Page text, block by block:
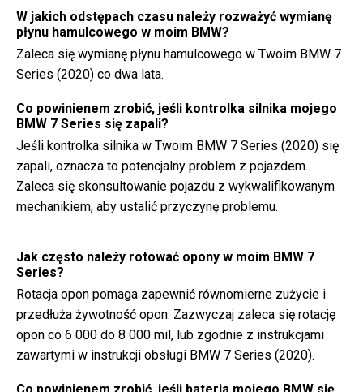
W jakich odstępach czasu należy rozważyć wymianę
płynu hamulcowego w moim BMW?
Zaleca się wymianę płynu hamulcowego w Twoim BMW 7
Series (2020) co dwa lata.
Co powinienem zrobić, jeśli kontrolka silnika mojego
BMW 7 Series się zapali?
Jeśli kontrolka silnika w Twoim BMW 7 Series (2020) się
zapali, oznacza to potencjalny problem z pojazdem.
Zaleca się skonsultowanie pojazdu z wykwalifikowanym
mechanikiem, aby ustalić przyczynę problemu.
Jak często należy rotować opony w moim BMW 7
Series?
Rotacja opon pomaga zapewnić równomierne zużycie i
przedłuża żywotność opon. Zazwyczaj zaleca się rotację
opon co 6 000 do 8 000 mil, lub zgodnie z instrukcjami
zawartymi w instrukcji obsługi BMW 7 Series (2020).